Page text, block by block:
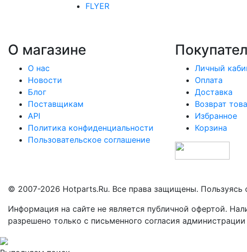
FLYER
О магазине
О нас
Новости
Блог
Поставщикам
API
Политика конфиденциальности
Пользовательское соглашение
Личный
Оплата
Доставка
Возврат
Избранное
Корзина
© 2007-2026 Hotparts.Ru. Все права защищены. Пользуясь
Информация на сайте не является публичной офертой.
разрешено только с письменного согласия